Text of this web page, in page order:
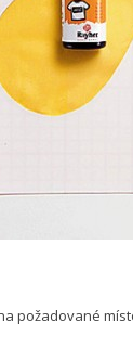
požadované